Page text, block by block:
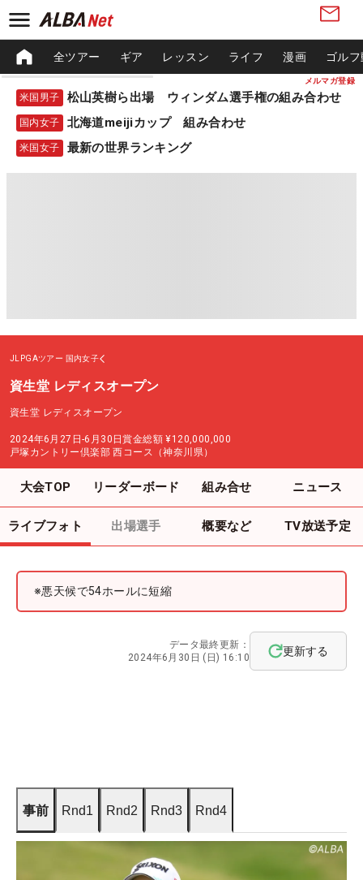
メルマガ登録
全ツアー ギア レッスン ライフ 漫画 ゴル
米国男子 松山英樹ら出場 ウィンダム選手権の組み合わせ
国内女子 北海道meijiカップ 組み合わせ
米国女子 最新の世界ランキング
JLPGAツアー 国内女子
資生堂 レディスオープン
資生堂 レディスオープン
2024年6月27日-6月30日賞金総額 ¥120,000,000
戸塚カントリー倶楽部 西コース（神奈川県）
大会TOP リーダーボード 組み合せ ニュース
ライブフォト 出場選手 概要など TV放送予定
※悪天候で54ホールに短縮
データ最終更新：
2024年6月30日 (日) 16:10
更新する
事前 Rnd1 Rnd2 Rnd3 Rnd4